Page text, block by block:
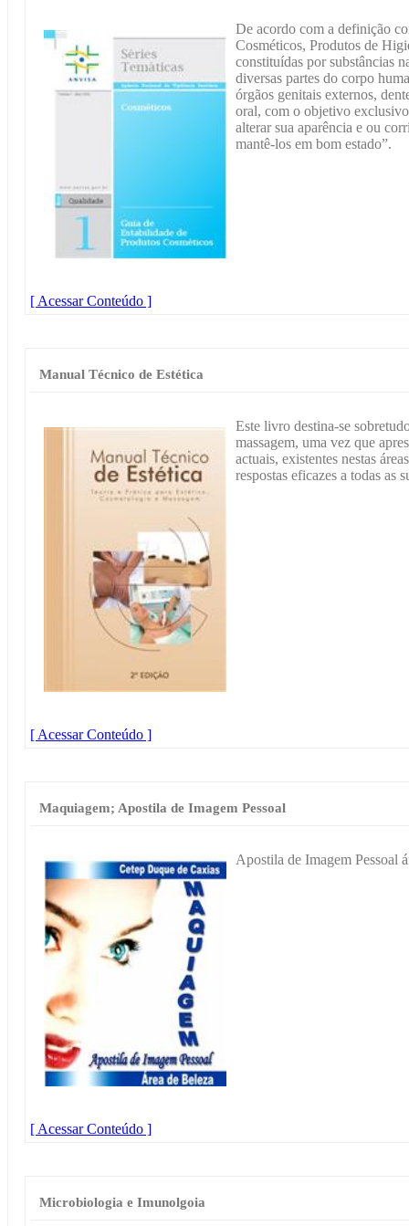
De acordo com a definição
Cosméticos, Produtos de
constituídas por substâncias
diversas partes do corpo
órgãos genitais externos,
oral, com o objetivo
alterar sua aparência e ou
mantê-los em bom estado”.
[ Acessar Conteúdo ]
Manual Técnico de Estética
Este livro destina-se
massagem, uma vez que
actuais, existentes nestas
respostas eficazes a todas as
[ Acessar Conteúdo ]
Maquiagem; Apostila de Imagem Pessoal
Apostila de Imagem Pessoal
[ Acessar Conteúdo ]
Microbiologia e Imunolgoia